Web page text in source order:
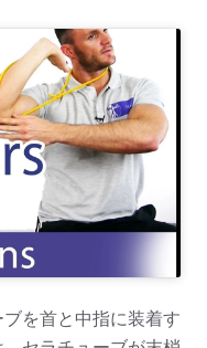
を首と中指に装着す